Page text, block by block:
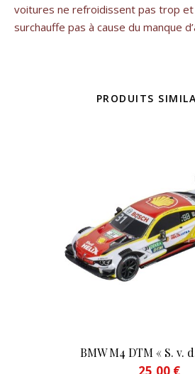
voitures ne refroidissent pas trop
surchauffe pas à cause du manque
PRODUITS
BMW M4 DTM « S. v.
25,00 €